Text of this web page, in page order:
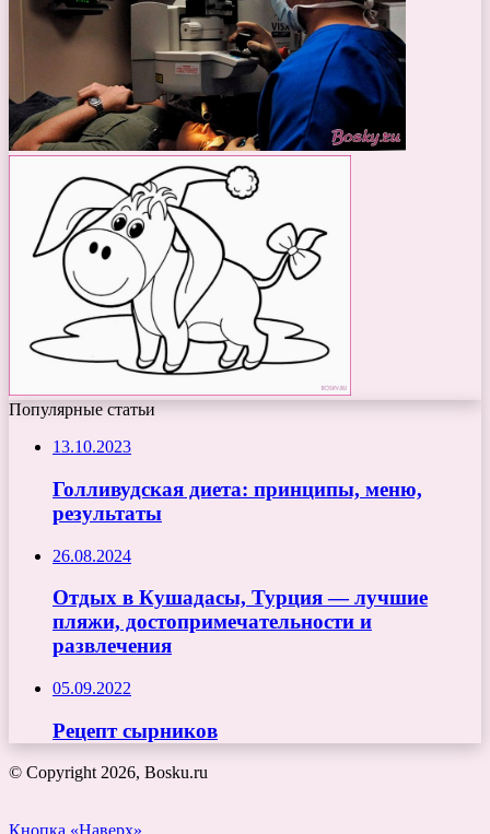
Популярные статьи
13.10.2023
Голливудская диета: принципы, меню,
результаты
26.08.2024
Отдых в Кушадасы, Турция — лучшие
пляжи, достопримечательности и
развлечения
05.09.2022
Рецепт сырников
© Copyright 2026, Bosku.ru